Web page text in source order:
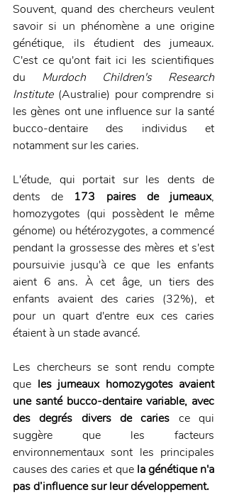
Souvent, quand des chercheurs veulent
savoir si un phénomène a une origine
génétique, ils étudient des jumeaux.
C'est ce qu'ont fait ici les scientifiques
du Murdoch Children's Research
Institute (Australie) pour comprendre si
les gènes ont une influence sur la santé
bucco-dentaire des individus et
notamment sur les caries.
L'étude, qui portait sur les dents de
dents de 173 paires de jumeaux,
homozygotes (qui possèdent le même
génome) ou hétérozygotes, a commencé
pendant la grossesse des mères et s'est
poursuivie jusqu'à ce que les enfants
aient 6 ans. À cet âge, un tiers des
enfants avaient des caries (32%), et
pour un quart d'entre eux ces caries
étaient à un stade avancé.
Les chercheurs se sont rendu compte
que les jumeaux homozygotes avaient
une santé bucco-dentaire variable, avec
des degrés divers de caries ce qui
suggère que les facteurs
environnementaux sont les principales
causes des caries et que la génétique n'a
pas d’influence sur leur développement.